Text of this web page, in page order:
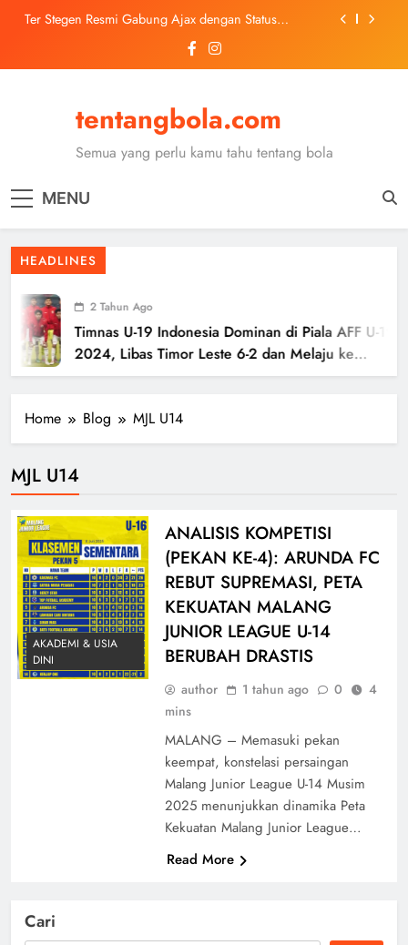
SkipTer Stegen Resmi Gabung Ajax dengan Status
Trabzonspor Mulai Negosiasi Mohamed Salah, Tes
Medis Dijadwalkan 5 Agustus
2026, Siap Tatap Putaran Provinsi
Kerolin Resmi Gabung Barcelona, Transfer
Dilaporkan Pecahkan Rekor Penjualan WSL
Pinjaman dari Barcelona
Trabzonspor Mulai Negosiasi Mohamed Salah, Tes
Medis Dijadwalkan 5 Agustus
Malang United U-13 Juara Piala Soeratin Kota Malang
2026, Siap Tatap Putaran Provinsi
tentangbola.com
Semua yang perlu kamu tahu tentang bola
MENU
HEADLINES
2 Tahun Ago
Timnas U-19 Indonesia Dominan di Piala AFF U-19
2024, Libas Timor Leste 6-2 dan Melaju ke
Semifinal
Home Blog MJL U14
MJL U14
AKADEMI & USIA
DINI
ANALISIS KOMPETISI
(PEKAN KE-4): ARUNDA FC
REBUT SUPREMASI, PETA
KEKUATAN MALANG
JUNIOR LEAGUE U-14
BERUBAH DRASTIS
author 1 tahun ago 0
4
mins
MALANG – Memasuki pekan
keempat, konstelasi persaingan
Malang Junior League U-14 Musim
2025 menunjukkan dinamika Peta
Kekuatan Malang Junior League…
Read More
Cari